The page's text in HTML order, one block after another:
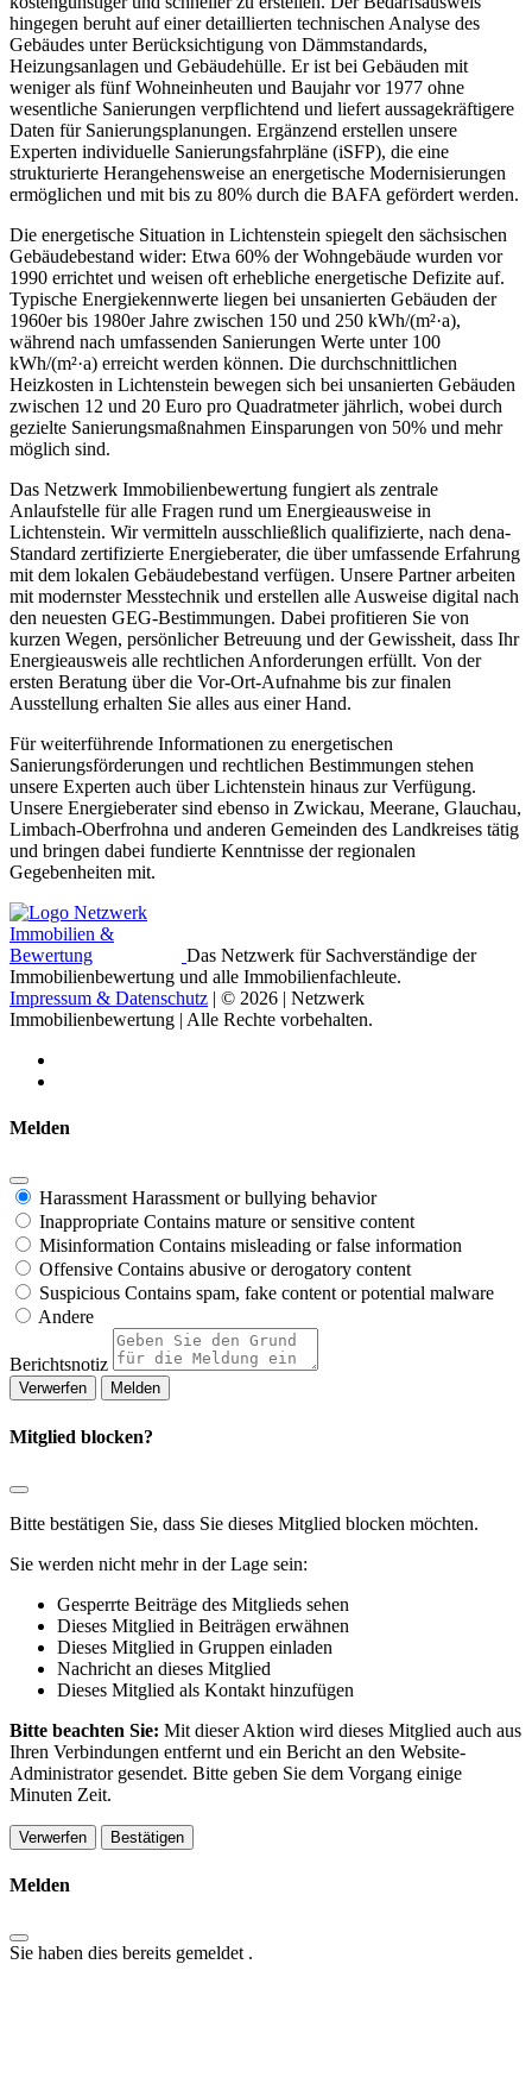
hingegen beruht auf einer detaillierten technischen Analyse des
Gebäudes unter Berücksichtigung von Dämmstandards,
Heizungsanlagen und Gebäudehülle. Er ist bei Gebäuden mit
weniger als fünf Wohneinheuten und Baujahr vor 1977 ohne
wesentliche Sanierungen verpflichtend und liefert aussagekräftigere
Daten für Sanierungsplanungen. Ergänzend erstellen unsere
Experten individuelle Sanierungsfahrpläne (iSFP), die eine
strukturierte Herangehensweise an energetische Modernisierungen
ermöglichen und mit bis zu 80% durch die BAFA gefördert werden.
Die energetische Situation in Lichtenstein spiegelt den sächsischen
Gebäudebestand wider: Etwa 60% der Wohngebäude wurden vor
1990 errichtet und weisen oft erhebliche energetische Defizite auf.
Typische Energiekennwerte liegen bei unsanierten Gebäuden der
1960er bis 1980er Jahre zwischen 150 und 250 kWh/(m²·a),
während nach umfassenden Sanierungen Werte unter 100
kWh/(m²·a) erreicht werden können. Die durchschnittlichen
Heizkosten in Lichtenstein bewegen sich bei unsanierten Gebäuden
zwischen 12 und 20 Euro pro Quadratmeter jährlich, wobei durch
gezielte Sanierungsmaßnahmen Einsparungen von 50% und mehr
möglich sind.
Das Netzwerk Immobilienbewertung fungiert als zentrale
Anlaufstelle für alle Fragen rund um Energieausweise in
Lichtenstein. Wir vermitteln ausschließlich qualifizierte, nach dena-
Standard zertifizierte Energieberater, die über umfassende Erfahrung
mit dem lokalen Gebäudebestand verfügen. Unsere Partner arbeiten
mit modernster Messtechnik und erstellen alle Ausweise digital nach
den neuesten GEG-Bestimmungen. Dabei profitieren Sie von
kurzen Wegen, persönlicher Betreuung und der Gewissheit, dass Ihr
Energieausweis alle rechtlichen Anforderungen erfüllt. Von der
ersten Beratung über die Vor-Ort-Aufnahme bis zur finalen
Ausstellung erhalten Sie alles aus einer Hand.
Für weiterführende Informationen zu energetischen
Sanierungsförderungen und rechtlichen Bestimmungen stehen
unsere Experten auch über Lichtenstein hinaus zur Verfügung.
Unsere Energieberater sind ebenso in Zwickau, Meerane, Glauchau,
Limbach-Oberfrohna und anderen Gemeinden des Landkreises tätig
und bringen dabei fundierte Kenntnisse der regionalen
Gegebenheiten mit.
Das Netzwerk für Sachverständige der
Immobilienbewertung und alle Immobilienfachleute.
Impressum & Datenschutz | © 2026 | Netzwerk
Immobilienbewertung | Alle Rechte vorbehalten.
Melden
Harassment Harassment or bullying behavior
Inappropriate Contains mature or sensitive content
Misinformation Contains misleading or false information
Offensive Contains abusive or derogatory content
Suspicious Contains spam, fake content or potential malware
Andere
Berichtsnotiz
Melden
Mitglied blocken?
Bitte bestätigen Sie, dass Sie dieses Mitglied blocken möchten.
Sie werden nicht mehr in der Lage sein:
Gesperrte Beiträge des Mitglieds sehen
Dieses Mitglied in Beiträgen erwähnen
Dieses Mitglied in Gruppen einladen
Nachricht an dieses Mitglied
Dieses Mitglied als Kontakt hinzufügen
Bitte beachten Sie: Mit dieser Aktion wird dieses Mitglied auch aus
Ihren Verbindungen entfernt und ein Bericht an den Website-
Administrator gesendet. Bitte geben Sie dem Vorgang einige
Minuten Zeit.
Bestätigen
Melden
Sie haben dies bereits gemeldet .